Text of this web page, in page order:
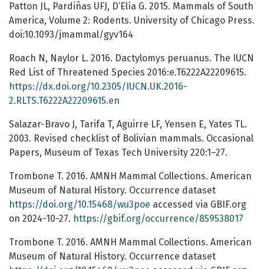
Patton JL, Pardiñas UFJ, D’Elía G. 2015. Mammals of South
America, Volume 2: Rodents. University of Chicago Press.
doi:10.1093/jmammal/gyv164
Roach N, Naylor L. 2016. Dactylomys peruanus. The IUCN
Red List of Threatened Species 2016:e.T6222A22209615.
https://dx.doi.org/10.2305/IUCN.UK.2016-
2.RLTS.T6222A22209615.en
Salazar-Bravo J, Tarifa T, Aguirre LF, Yensen E, Yates TL.
2003. Revised checklist of Bolivian mammals. Occasional
Papers, Museum of Texas Tech University 220:1–27.
Trombone T. 2016. AMNH Mammal Collections. American
Museum of Natural History. Occurrence dataset
https://doi.org/10.15468/wu3poe accessed via GBIF.org
on 2024-10-27. https://gbif.org/occurrence/859538017
Trombone T. 2016. AMNH Mammal Collections. American
Museum of Natural History. Occurrence dataset